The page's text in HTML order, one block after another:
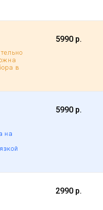
в
5990 р.
на
5990 р.
2990 р.